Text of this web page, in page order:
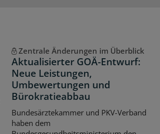
Zentrale Änderungen im Überblick
Aktualisierter GOÄ-Entwurf:
Neue Leistungen,
Umbewertungen und
Bürokratieabbau
Bundesärztekammer und PKV-Verband
haben dem